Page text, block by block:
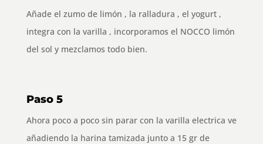
Añade el zumo de limón , la ralladura , el yogurt ,
integra con la varilla , incorporamos el NOCCO limón
del sol y mezclamos todo bien.
Paso 5
Ahora poco a poco sin parar con la varilla electrica ve
añadiendo la harina tamizada junto a 15 gr de